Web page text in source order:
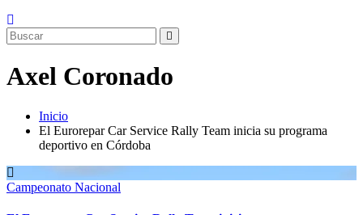
Axel Coronado
Inicio
El Eurorepar Car Service Rally Team inicia su programa
deportivo en Córdoba
Campeonato Nacional